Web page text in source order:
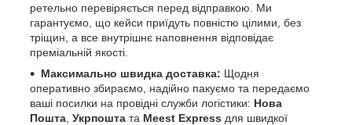
ретельно перевіряється перед відправкою. Ми
гарантуємо, що кейси приїдуть повністю цілими, без
тріщин, а все внутрішнє наповнення відповідає
преміальній якості.
Максимально швидка доставка: Щодня
оперативно збираємо, надійно пакуємо та передаємо
ваші посилки на провідні служби логістики: Нова
Пошта Укрпошта та Meest Express для швидкої